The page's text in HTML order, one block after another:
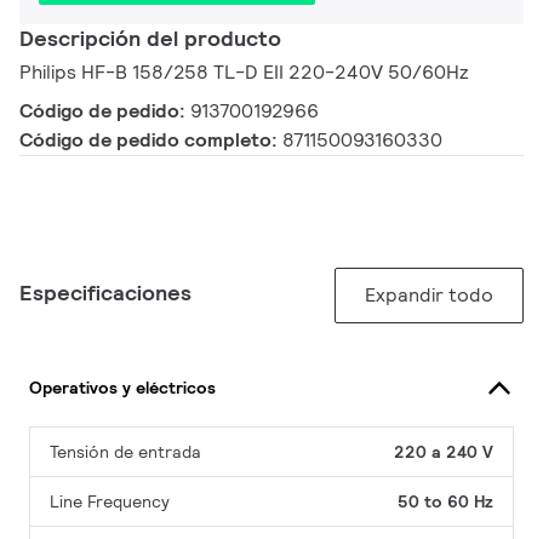
Descripción del producto
Philips HF-B 158/258 TL-D EII 220-240V 50/60Hz
Código de pedido: 913700192966
Código de pedido completo: 871150093160330
Especificaciones Expandir todo
Operativos y eléctricos
Tensión de entrada 220 a 240 V
Line Frequency 50 to 60 Hz